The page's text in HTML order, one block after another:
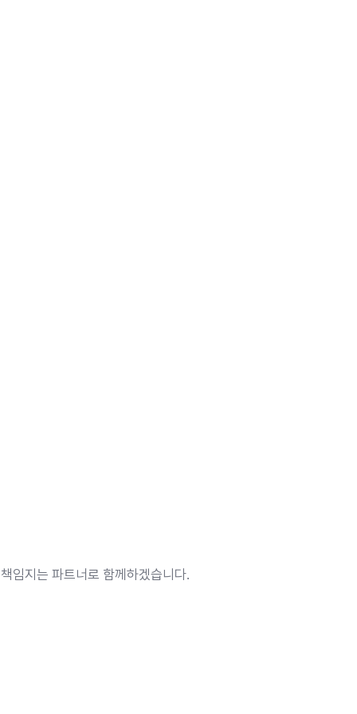
임지는 파트너로 함께하겠습니다.